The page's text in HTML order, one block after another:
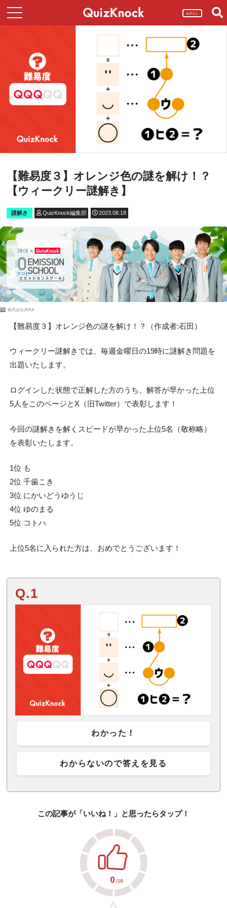
ログイン
【難易度３】オレンジ色の謎を解け！？
【ウィークリー謎解き】
謎解き QuizKnock編集部 2023.08.18
PR 株式会社JERA
【難易度３】オレンジ色の謎を解け！？（作成者:石田）
ウィークリー謎解きでは、毎週金曜日の19時に謎解き問題を
出題いたします。
ログインした状態で正解した方のうち、解答が早かった上位
5人をこのページとX（旧Twitter）で表彰します！
今回の謎解きを解くスピードが早かった上位5名（敬称略）
を表彰いたします。
1位 も
2位 千歯こき
3位 にかいどうゆうじ
4位 ゆのまる
5位 コトハ
上位5名に入られた方は、おめでとうございます！
Q.1
わかった！
わからないので答えを見る
この記事が「いいね！」と思ったらタップ！